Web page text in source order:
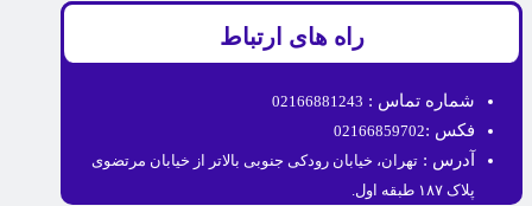
راه های ارتباط
شماره تماس : 02166881243
فکس :02166859702
آدرس : تهران، خیابان رودکی جنوبی بالاتر از خیابان مرتضوی
پلاک ۱۸۷ طبقه اول.